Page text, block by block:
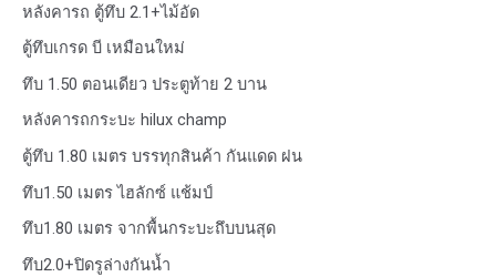
หลังคารถ ตู้ทึบ 2.1+ไม้อัด
ตู้ทึบเกรด บี เหมือนใหม่
ทึบ 1.50 ตอนเดียว ประตูท้าย 2 บาน
หลังคารถกระบะ hilux champ
ตู้ทึบ 1.80 เมตร บรรทุกสินค้า กันแดด ฝน
ทึบ1.50 เมตร ไฮลักซ์ แช้มป์
ทึบ1.80 เมตร จากพื้นกระบะถึบบนสุด
ทึบ2.0+ปิดรูล่างกันน้ำ